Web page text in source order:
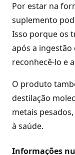
Por estar na
suplemento
Isso porque os
após a ingestão
reconhecê-lo e
O produto
destilação
metais
à saúde.
Informações